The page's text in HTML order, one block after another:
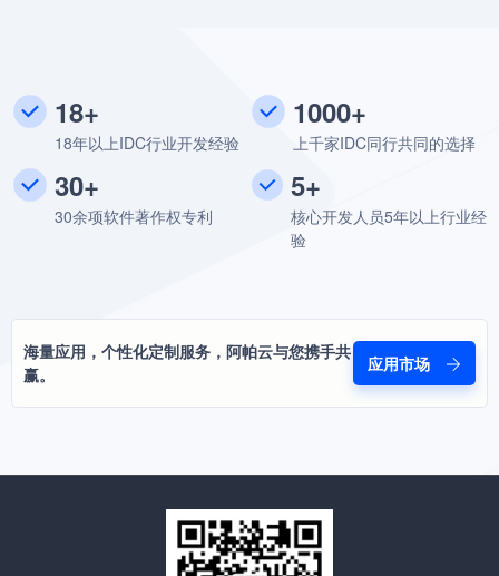
18+
18年以上IDC行业开发经验
1000+
上千家IDC同行共同的选择
30+
30余项软件著作权专利
5+
核心开发人员5年以上行业经
验
海量应用，个性化定制服务，阿帕云与您携手共
赢。
应用市场